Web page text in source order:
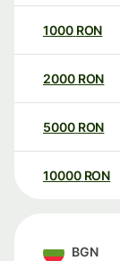
1000 RON
2000 RON
5000 RON
10000 RON
BGN